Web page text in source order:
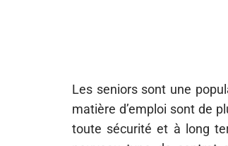
Les seniors sont une
matière d’emploi sont de
toute sécurité et à long